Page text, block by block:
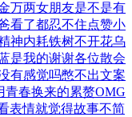
万两女朋友是不是有
看了都忍不住点赞小
神内耗铁树不开花乌
是我的谢谢各位散会
有感觉吗憋不出文案
青春换来的累赘OMG
表情就觉得故事不简